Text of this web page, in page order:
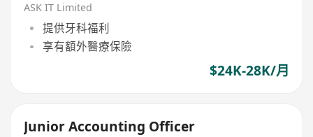
ASK IT Limited
提供牙科福利
享有額外醫療保險
$24K-28K/月
Junior Accounting Officer